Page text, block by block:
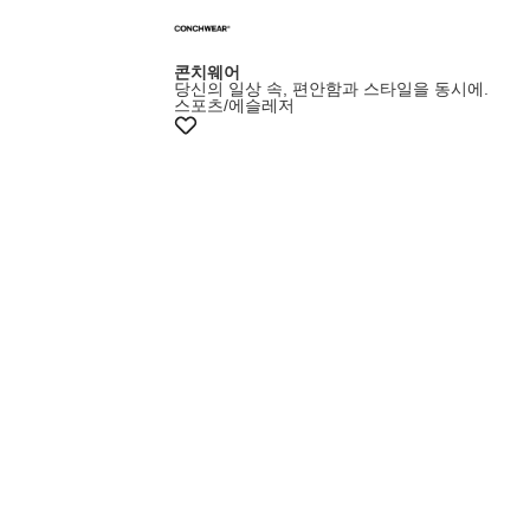
콘치웨어
당신의 일상 속, 편안함과 스타일을 동시에.
스포츠/에슬레저